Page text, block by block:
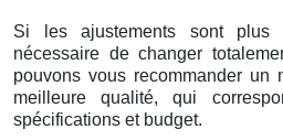
Si les ajustements sont plus
nécessaire de changer
pouvons vous recommander un
meilleure qualité, qui
spécifications et budget.